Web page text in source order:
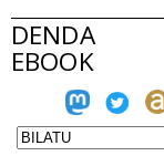
DENDA
EBOOK